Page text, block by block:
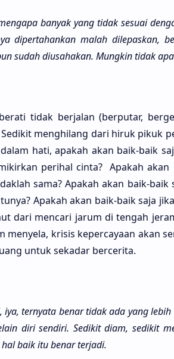
banyak yang tidak sesu­ai
dipertahan­kan malah dilepas­kan,
sudah diusaha­kan. Mung­kin tidak
tidak berjalan (berputar,
menghilang dari hiruk pikuk
hati, apakah akan baik-baik
perihal cinta? Apakah
sama? Apakah akan baik-
Apakah akan baik-baik saja
dari mencari jarum di tengah
menyela, krisis kepercayaan akan
untuk sekadar bercerita.
iya, ternya­ta benar tidak ada yang
diri sendi­ri. Sedi­kit diam, sedi­kit
baik itu benar terja­di.